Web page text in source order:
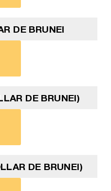
DE BRUNEI
DE BRUNEI)
DE BRUNEI)